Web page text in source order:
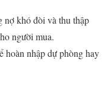
khó đòi và thu thập
người mua.
hoàn nhập dự phòng hay